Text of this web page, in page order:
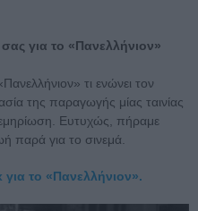
σας για το «Πανελλήνιον»
τι ενώνει τον
της παραγωγής μίας ταινίας
Ευτυχώς, πήραμε
παρά για το σινεμά.
το «Πανελλήνιον».